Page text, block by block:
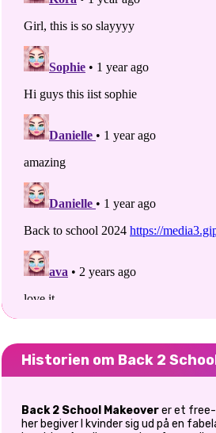
Historien om Back 2
Back 2 School Makeoverer et free-
her begiver I kvinder sig ud på en